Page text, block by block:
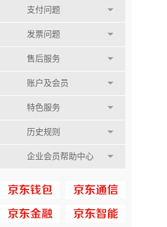
支付问题
发票问题
售后服务
账户及会员
特色服务
历史规则
企业会员帮助中心